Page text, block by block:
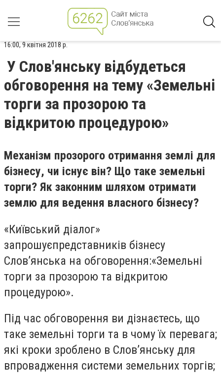
16:00, 9 квітня 2018 р.
У Слов'янську відбудеться
обговорення на тему «Земельні
торги за прозорою та
відкритою процедурою»
Механізм прозорого отримання землі для
бізнесу, чи існує він? Що таке земельні
торги? Як законним шляхом отримати
землю для ведення власного бізнесу?
«Київський діалог»
запрошуєпредставників бізнесу
Слов’янська на обговорення:«Земельні
торги за прозорою та відкритою
процедурою».
Під час обговорення ви дізнаєтесь, що
таке земельні торги та в чому їх перевага;
які кроки зроблено в Слов’янську для
впровадження системи земельних торгів;